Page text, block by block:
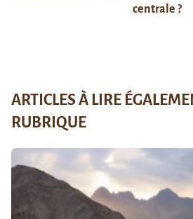
centrale ?
ARTICLES À LIRE
RUBRIQUE